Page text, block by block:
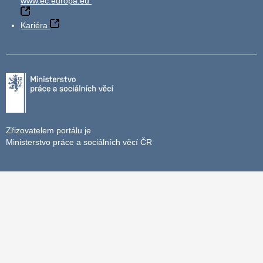
Kariéra
Zřizovatelem portálu je
Ministerstvo práce a sociálních věcí ČR